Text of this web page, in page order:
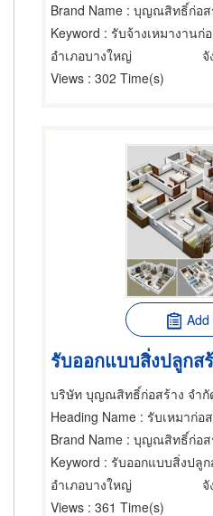
Brand Name : บุญณสิทธิ์ก่อส
Keyword : รับจ้างเหมางานก่
อำเภอบางใหญ่
Views : 302 Time(s)
Add
รับออกแบบสิ่งปลูกส
บริษัท บุญณสิทธิ์ก่อสร้าง จำกั
Heading Name : รับเหมาก่อสร้างทั่วไป,ผู้รับ
Brand Name : บุญณสิทธิ์ก่อส
Keyword : รับออกแบบสิ่งปลูก
อำเภอบางใหญ่
Views : 361 Time(s)